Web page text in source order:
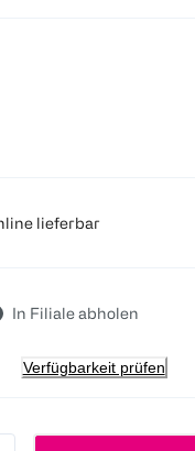
lieferbar
In Filiale abholen
Verfügbarkeit prüfen